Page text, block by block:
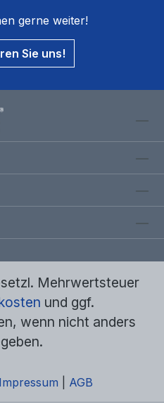
gerne weiter!
Sie uns!
Mehrwertsteuer
und ggf.
wenn nicht anders
Impressum AGB